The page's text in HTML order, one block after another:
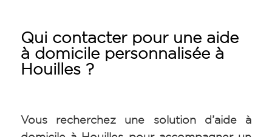
Qui contacter pour une aide
à domicile personnalisée à
Houilles ?
Vous recherchez une solution d’aide à